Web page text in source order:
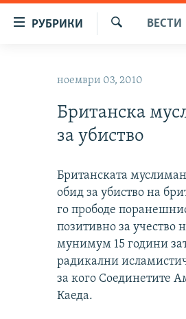
пребарување
РУБРИКИ
ВИЗУЕЛНО
ПРИЈАВИ СЕ ЗА ЊУЗЛЕТЕР
ПОДКАСТ ЗОШТО?
ВЕСТИ
ноември 03, 2010
Британска
за убиство
Британската
обид за убиство на
го прободе
позитивно за учество
мунимум 15 години
радикални
за кого Соединетите
Каеда.